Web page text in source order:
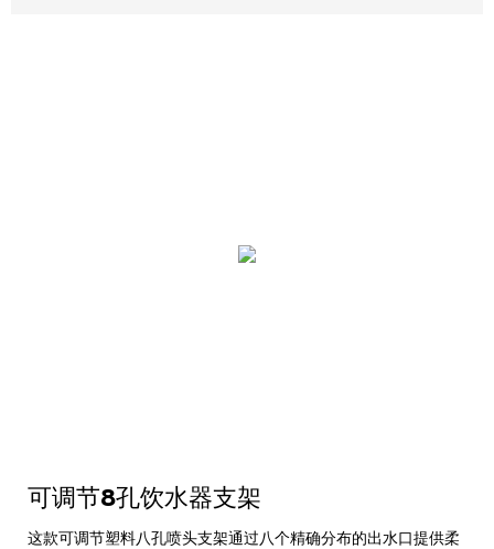
可调节8孔饮水器支架
这款可调节塑料八孔喷头支架通过八个精确分布的出水口提供柔